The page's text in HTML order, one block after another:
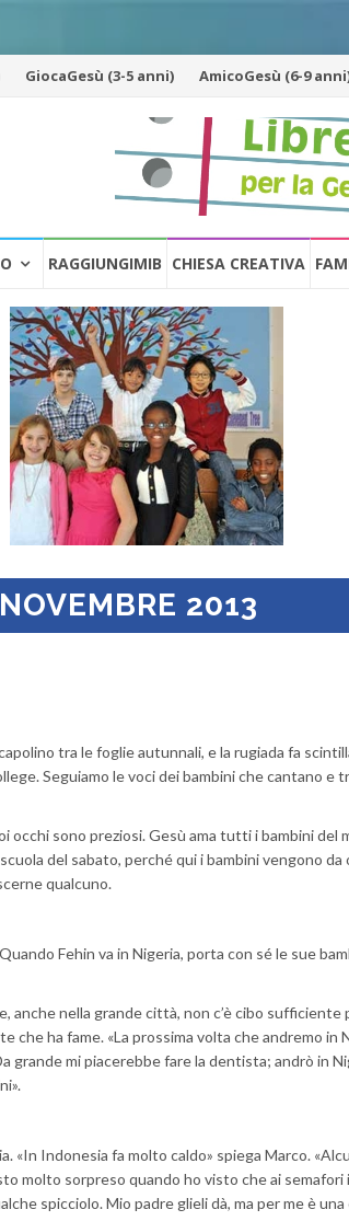
GiocaGesù (3-5 anni) AmicoGesù (6-9
RAGGIUNGIMIB CHIESA CREATIVA
2013
tra le foglie autunnali, e la rugiada fa
Seguiamo le voci dei bambini che cantano e
occhi sono preziosi. Gesù ama tutti i bambini del
del sabato, perché qui i bambini vengono da
qualcuno.
Fehin va in Nigeria, porta con sé le sue
anche nella grande città, non c’è cibo
che ha fame. «La prossima volta che andremo in
grande mi piacerebbe fare la dentista; andrò in
«In Indonesia fa molto caldo» spiega Marco.
molto sorpreso quando ho visto che ai semafori
spicciolo. Mio padre glieli dà, ma per me è